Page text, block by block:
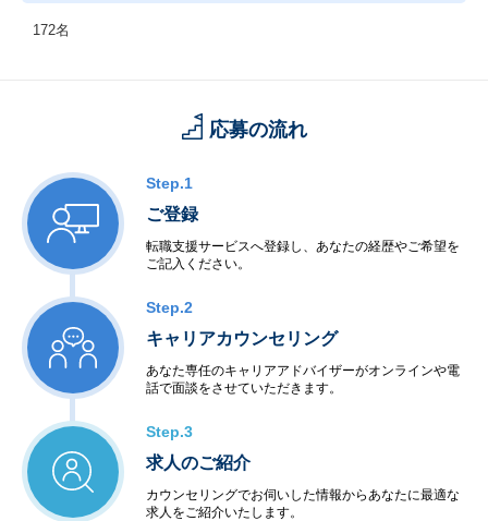
172名
応募の流れ
Step.1
ご登録
転職支援サービスへ登録し、あなたの経歴やご希望を
ご記入ください。
Step.2
キャリアカウンセリング
あなた専任のキャリアアドバイザーがオンラインや電
話で面談をさせていただきます。
Step.3
求人のご紹介
カウンセリングでお伺いした情報からあなたに最適な
求人をご紹介いたします。